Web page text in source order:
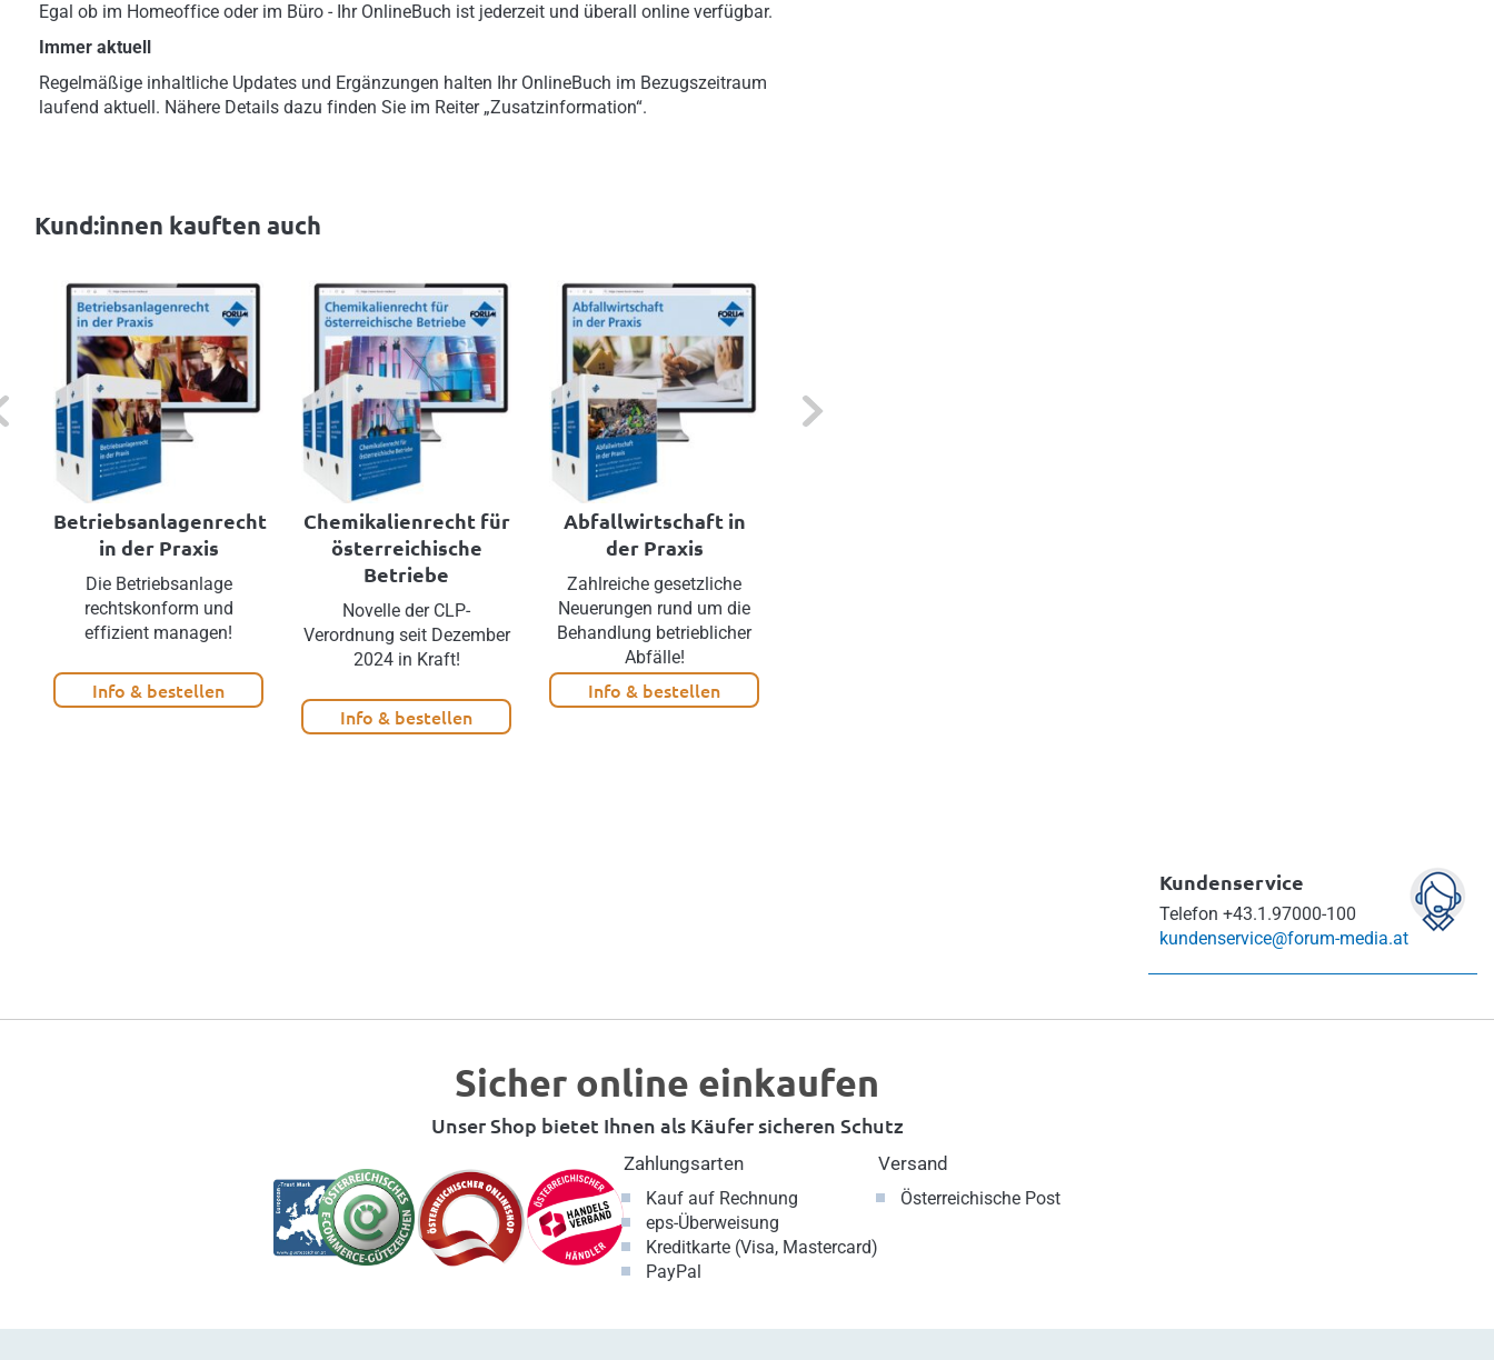
Egal ob im Homeoffice oder im Büro - Ihr OnlineBuch ist jederzeit und überall online verfügbar.
Immer aktuell
Regelmäßige inhaltliche Updates und Ergänzungen halten Ihr OnlineBuch im Bezugszeitraum
laufend aktuell. Nähere Details dazu finden Sie im Reiter „Zusatzinformation“.
Kund:innen kauften auch
Next
Betriebsanlagenrecht
in der Praxis
Die Betriebsanlage
rechtskonform und
effizient managen!
Info & bestellen
Chemikalienrecht für
österreichische
Betriebe
Novelle der CLP-
Verordnung seit Dezember
2024 in Kraft!
Info & bestellen
Abfallwirtschaft in
der Praxis
Zahlreiche gesetzliche
Neuerungen rund um die
Behandlung betrieblicher
Abfälle!
Info & bestellen
Kundenservice
Telefon +43.1.97000-100
kundenservice@forum-media.at
Sicher online einkaufen
Unser Shop bietet Ihnen als Käufer sicheren Schutz
Zahlungsarten
Kauf auf Rechnung
eps-Überweisung
Kreditkarte (Visa, Mastercard)
PayPal
Versand
Österreichische Post